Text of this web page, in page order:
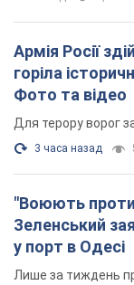
більшість із яких –
2 часа назад 624